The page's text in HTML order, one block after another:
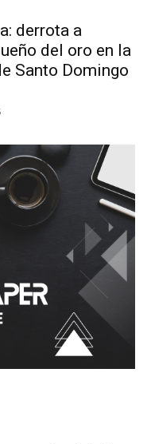
derrota a
del oro en la
Santo Domingo